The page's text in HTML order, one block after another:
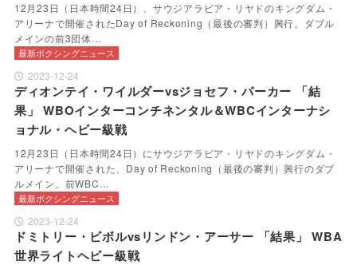
12月23日（日本時間24日）、サウジアラビア・リヤドのキングダム・
アリーナで開催されたDay of Reckoning（最後の審判）興行。ダブル
メインの前3団体…
最新ボクシングニュース
2023-12-24
ディオンテイ・ワイルダーvsジョセフ・パーカー 「結
果」 WBOインターコンチネンタル＆WBCインターナシ
ョナル・ヘビー級戦
12月23日（日本時間24日）にサウジアラビア・リヤドのキングダム・
アリーナで開催された、Day of Reckoning（最後の審判）興行のダブ
ルメイン。前WBC…
最新ボクシングニュース
2023-12-24
ドミトリー・ビボルvsリンドン・アーサー 「結果」 WBA
世界ライトヘビー級戦